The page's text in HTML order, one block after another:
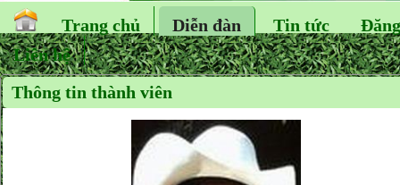
Trang chủ Diễn đàn Tin tức
Liên hệ
Thông tin thành viên